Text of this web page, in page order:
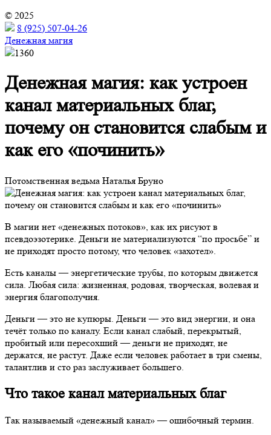
© 2025
8 (925) 507-04-26
Денежная магия
1360
Денежная магия: как устроен
канал материальных благ,
почему он становится слабым и
как его «починить»
Потомственная ведьма Наталья Бруно
В магии нет «денежных потоков», как их рисуют в
псевдоэзотерике. Деньги не материализуются “по просьбе” и
не приходят просто потому, что человек «захотел».
Есть каналы — энергетические трубы, по которым движется
сила. Любая сила: жизненная, родовая, творческая, волевая и
энергия благополучия.
Деньги — это не купюры. Деньги — это вид энергии, и она
течёт только по каналу. Если канал слабый, перекрытый,
пробитый или пересохший — деньги не приходят, не
держатся, не растут. Даже если человек работает в три смены,
талантлив и сто раз заслуживает большего.
Что такое канал материальных благ
Так называемый «денежный канал» — ошибочный термин.